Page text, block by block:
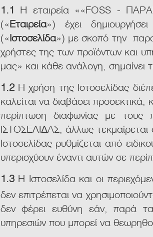
1.1 H εταιρεία ««FOSS -
(«Εταιρεία») έχει
(«Ιστοσελίδα») με σκοπό την
χρήστες της των προϊόντων και
μας» και κάθε ανάλογη, σημαίνει
1.2Η χρήση της Ιστοσελίδας
καλείται να διαβάσει
περίπτωση διαφωνίας με
ΙΣΤΟΣΕΛΙΔΑΣ, άλλως
Ιστοσελίδας ρυθμίζεται από
υπερισχύουν έναντι αυτών σε
1.3Η Ιστοσελίδα και οι
δεν επιτρέπεται να
δεν φέρει ευθύνη εάν, παρά
υπηρεσιών που μπορεί να